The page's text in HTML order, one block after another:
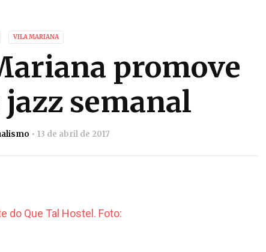
VILA MARIANA
promove
semanal
13 de abril de 2017